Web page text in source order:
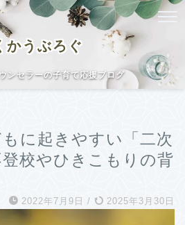
かうぶろぐ
ンセラーの子育て応援ブログ
に起きやすい「二次
校やひきこもりの背
2022年7月9日 / 2025年3月30日